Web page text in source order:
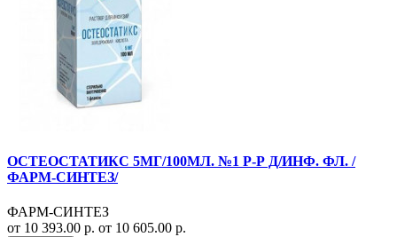
ОСТЕОСТАТИКС 5МГ/100МЛ. №1 Р-Р Д/ИНФ. ФЛ. /
ФАРМ-СИНТЕЗ/
ФАРМ-СИНТЕЗ
от 10 393.00 р. от 10 605.00 р.